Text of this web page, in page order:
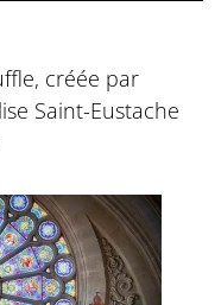
créée par
Saint-Eustache